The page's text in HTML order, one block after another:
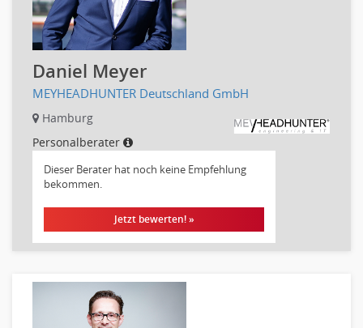
Datenbanken
Embedded Systems
Helpdesk
IT Leitung, Teamleitung
Projektmanagement
IT Prozessmanagement
Qualitätssicherung, Qualitätsprüfung
Security
Softwareentwicklung
Systemadministration, Netzwerkadministration
Wirtschaftsinformatik
Daniel Meyer
MEYHEADHUNTER Deutschland GmbH
Hamburg
Personalberater
Dieser Berater hat noch keine Empfehlung
bekommen.
Jetzt bewerten! »